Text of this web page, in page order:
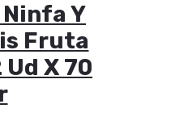
Y
Fruta
X 70